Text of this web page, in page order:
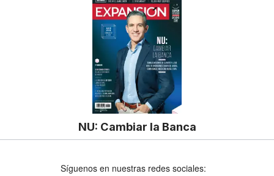
NU: Cambiar la Banca
Síguenos en nuestras redes sociales: